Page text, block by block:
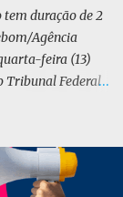
taxa de juros
(PP) votou
tem duração de 2
Agência
feira (13)
Tribunal Federal
da Corte.
de
interno,